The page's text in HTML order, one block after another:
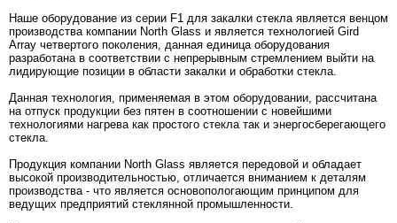
Наше оборудование из серии F1 для закалки стекла является венцом
производства компании North Glass и является технологией Gird
Array четвертого поколения, данная единица оборудования
разработана в соответствии с непрерывным стремлением выйти на
лидирующие позиции в области закалки и обработки стекла.
Данная технология, применяемая в этом оборудовании, рассчитана
на отпуск продукции без пятен в соотношении с новейшими
технологиями нагрева как простого стекла так и энергосберегающего
стекла.
Продукция компании North Glass является передовой и обладает
высокой производительностью, отличается вниманием к деталям
производства - что является основопологающим принципом для
ведущих предприятий стеклянной промышленности.